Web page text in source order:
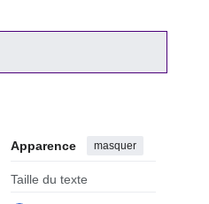
Apparence masquer
Taille du texte